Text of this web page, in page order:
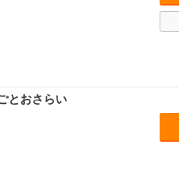
とおさらい